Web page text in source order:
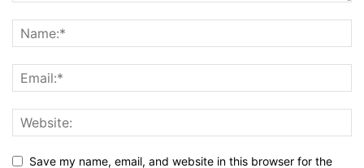
Save my name, email, and website in this browser for the